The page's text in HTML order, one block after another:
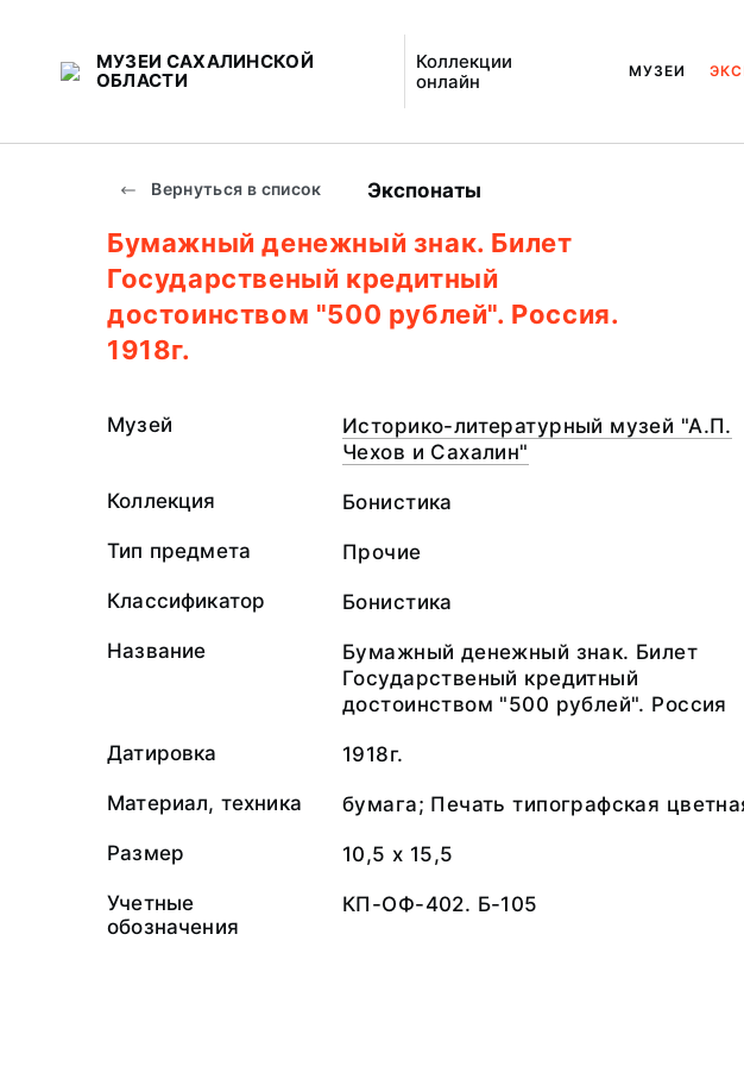
МУЗЕИ САХАЛИНСКОЙ
ОБЛАСТИ
Коллекции
онлайн
МУЗЕИ
Вернуться в список Экспонаты
Бумажный денежный знак. Билет
Государственый кредитный
достоинством "500 рублей". Россия.
1918г.
Музей
Историко-литературный музей "А.П.
Чехов и Сахалин"
Коллекция Бонистика
Тип предмета Прочие
Классификатор Бонистика
Название
Бумажный денежный знак. Билет
Государственый кредитный
достоинством "500 рублей". Россия
Датировка 1918г.
Материал, техника бумага; Печать типографская
Размер 10,5 х 15,5
Учетные
обозначения
КП-ОФ-402. Б-105